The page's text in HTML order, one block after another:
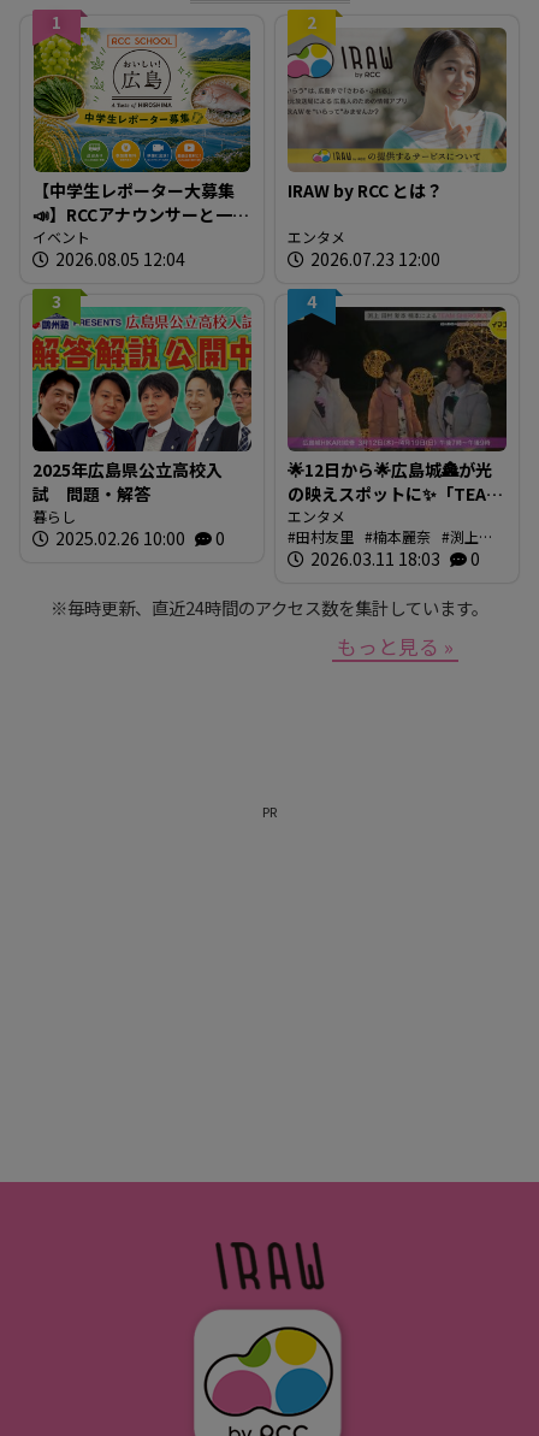
1
【中学生レポーター大募集
📣】RCCアナウンサーと一緒
に「広島の食」の現場を取
材しよう！
イベント
2026.08.05 12:04
2
IRAW by RCC とは？
エンタメ
2026.07.23 12:00
3
2025年広島県公立高校入
試 問題・解答
暮らし
2025.02.26 10:00 0
4
🌟12日から🌟広島城🏯が光
の映えスポットに✨「TEAM
SHIRO」始動
❗【BUTSUBUTSU2】
エンタメ
田村友里
楠本麗奈
渕上沙
紀
新本穂乃佳 イマナマ
2026.03.11 18:03 0
※毎時更新、直近24時間のアクセス数を集計しています。
もっと見る »
PR